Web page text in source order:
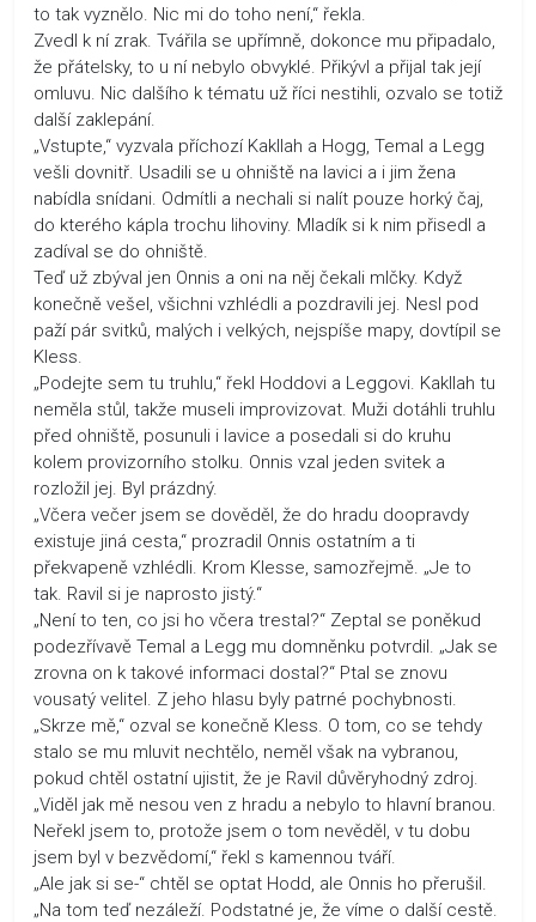
to tak vyznělo. Nic mi do toho není,“ řekla.
Zvedl k ní zrak. Tvářila se upřímně, dokonce mu připadalo,
že přátelsky, to u ní nebylo obvyklé. Přikývl a přijal tak její
omluvu. Nic dalšího k tématu už říci nestihli, ozvalo se totiž
další zaklepání.
„Vstupte,“ vyzvala příchozí Kakllah a Hogg, Temal a Legg
vešli dovnitř. Usadili se u ohniště na lavici a i jim žena
nabídla snídani. Odmítli a nechali si nalít pouze horký čaj,
do kterého kápla trochu lihoviny. Mladík si k nim přisedl a
zadíval se do ohniště.
Teď už zbýval jen Onnis a oni na něj čekali mlčky. Když
konečně vešel, všichni vzhlédli a pozdravili jej. Nesl pod
paží pár svitků, malých i velkých, nejspíše mapy, dovtípil se
Kless.
„Podejte sem tu truhlu,“ řekl Hoddovi a Leggovi. Kakllah tu
neměla stůl, takže museli improvizovat. Muži dotáhli truhlu
před ohniště, posunuli i lavice a posedali si do kruhu
kolem provizorního stolku. Onnis vzal jeden svitek a
rozložil jej. Byl prázdný.
„Včera večer jsem se dověděl, že do hradu doopravdy
existuje jiná cesta,“ prozradil Onnis ostatním a ti
překvapeně vzhlédli. Krom Klesse, samozřejmě. „Je to
tak. Ravil si je naprosto jistý.“
„Není to ten, co jsi ho včera trestal?“ Zeptal se poněkud
podezřívavě Temal a Legg mu domněnku potvrdil. „Jak se
zrovna on k takové informaci dostal?“ Ptal se znovu
vousatý velitel. Z jeho hlasu byly patrné pochybnosti.
„Skrze mě,“ ozval se konečně Kless. O tom, co se tehdy
stalo se mu mluvit nechtělo, neměl však na vybranou,
pokud chtěl ostatní ujistit, že je Ravil důvěryhodný zdroj.
„Viděl jak mě nesou ven z hradu a nebylo to hlavní branou.
Neřekl jsem to, protože jsem o tom nevěděl, v tu dobu
jsem byl v bezvědomí,“ řekl s kamennou tváří.
„Ale jak si se-“ chtěl se optat Hodd, ale Onnis ho přerušil.
„Na tom teď nezáleží. Podstatné je, že víme o další cestě.